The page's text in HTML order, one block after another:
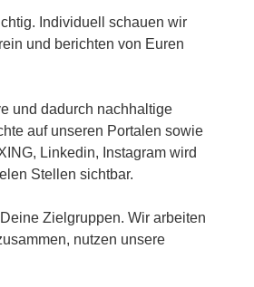
Individuell schauen wir
und berichten von Euren
und dadurch nachhaltige
auf unseren Portalen sowie
Linkedin, Instagram wird
Stellen sichtbar.
Zielgruppen. Wir arbeiten
nutzen unsere